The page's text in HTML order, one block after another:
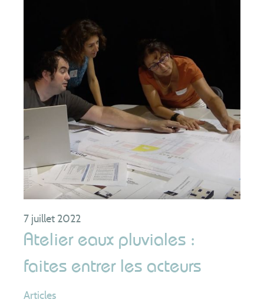
Contact
Extranet élus
Appel d’offres
Régler une facture
Appel d’urgence : 0 969 323 458
7 juillet 2022
Atelier eaux pluviales :
faites entrer les acteurs
Articles